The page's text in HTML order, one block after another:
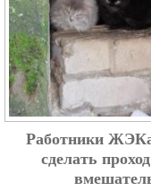
Работники
сделать